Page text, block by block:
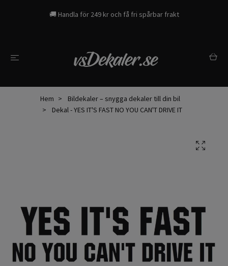
🚚 Handla för 249 kr och få fri spårbar frakt
Hem
Bildekaler – snygga dekaler till din bil
Dekal - YES IT'S FAST NO YOU CAN'T DRIVE IT